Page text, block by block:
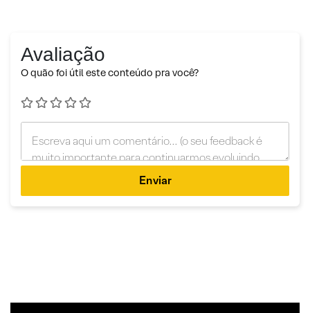
Avaliação
O quão foi útil este conteúdo pra você?
Enviar